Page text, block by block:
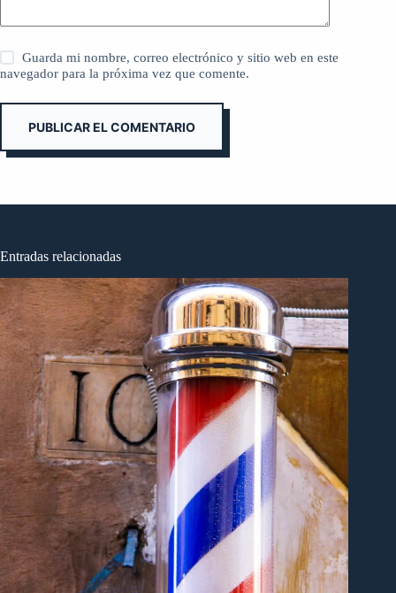
Guarda mi nombre, correo electrónico y sitio web en este
navegador para la próxima vez que comente.
PUBLICAR EL COMENTARIO
Entradas relacionadas